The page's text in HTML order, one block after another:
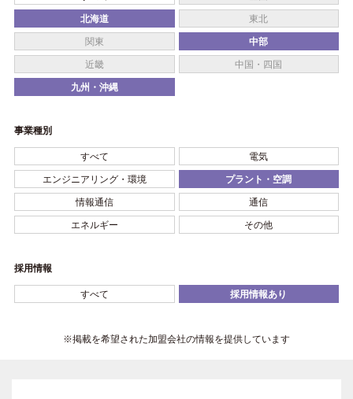
北海道 東北
関東 中部
近畿 中国・四国
九州・沖縄
事業種別
すべて 電気
エンジニアリング・環境 プラント・空調
情報通信 通信
エネルギー その他
採用情報
すべて 採用情報あり
※掲載を希望された加盟会社の情報を提供しています